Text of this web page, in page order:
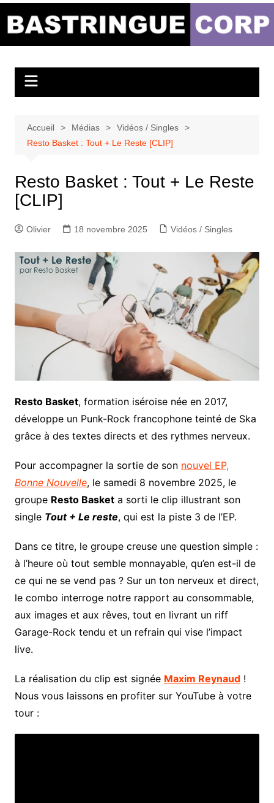
Bastringue Corp –
Musicales
Accueil Médias
Vidéos / Singles
Resto Basket : Tout + Le Reste [CLIP]
Resto Basket : Tout + Le Reste
[CLIP]
Olivier 18 novembre 2025 Vidéos / Singles
Resto Basket, formation iséroise née en 2017,
développe un Punk-Rock francophone teinté de Ska
grâce à des textes directs et des rythmes nerveux.
Pour accompagner la sortie de son nouvel EP,
Bonne Nouvelle, le samedi 8 novembre 2025, le
groupe Resto Basketa sorti le clip illustrant son
single Tout + Le reste, qui est la piste 3 de l’EP.
Dans ce titre, le groupe creuse une question simple :
à l’heure où tout semble monnayable, qu’en est-il de
ce qui ne se vend pas ? Sur un ton nerveux et direct,
le combo interroge notre rapport au consommable,
aux images et aux rêves, tout en livrant un riff
Garage-Rock tendu et un refrain qui vise l’impact
live.
La réalisation du clip est signée Maxim Reynaud!
Nous vous laissons en profiter sur YouTube à votre
tour :